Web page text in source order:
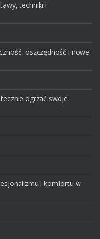
techniki i
oszczędność i nowe
ogrzać swoje
i komfortu w